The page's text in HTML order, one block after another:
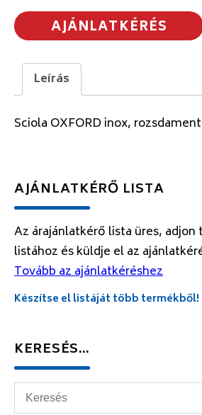
AJÁNLATKÉRÉS
Leírás
Sciola OXFORD inox,
AJÁNLATKÉRŐ LISTA
Az árajánlatkérő lista üres,
listához és küldje el az
Tovább az ajánlatkéréshez
Készítse el listáját több termékből!
KERESÉS…